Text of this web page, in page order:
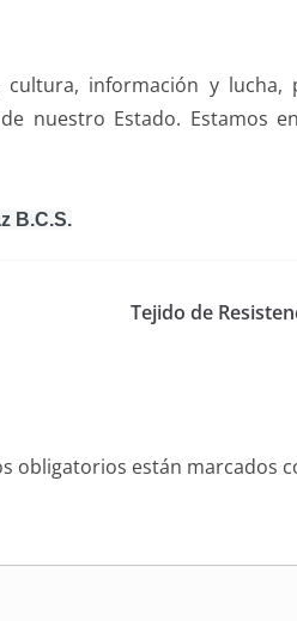
cultura, información y lucha,
nuestro Estado. Estamos
B.C.S.
Tejido de
obligatorios están marcados